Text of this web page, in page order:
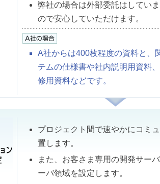
弊社の場合は外部委託はしてい
ので安心していただけます。
A社からは400枚程度の資料と、
テムの仕様書や社内説明用資料
修用資料などです。
プロジェクト間で速やかにコミ
置します。
また、お客さま専用の開発サー
ーバ領域を設定します。